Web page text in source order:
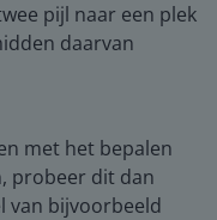
pijl naar een plek
daarvan
met het bepalen
probeer dit dan
van bijvoorbeeld